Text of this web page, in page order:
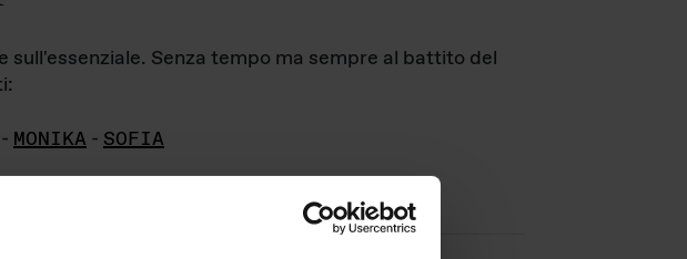
Senza tempo ma sempre al battito del
- MONIKA - SOFIA